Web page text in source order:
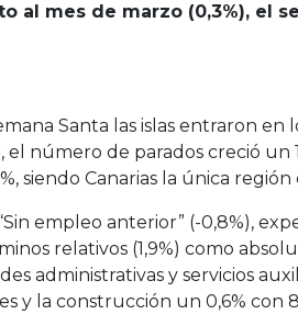
al mes de marzo (0,3%), el
Santa las islas entraron
número de parados creció un
siendo Canarias la única
empleo anterior” (-0,8%),
relativos (1,9%) como
administrativas y servicios
y la construcción un 0,6% con